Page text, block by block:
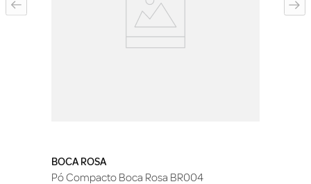
BOCA ROSA
Pó Compacto Boca Rosa BR004